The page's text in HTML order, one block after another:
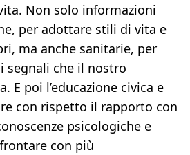
Non solo informazioni
per adottare stili di vita e
ma anche sanitarie, per
segnali che il nostro
E poi l’educazione civica e
con rispetto il rapporto con
psicologiche e
con più